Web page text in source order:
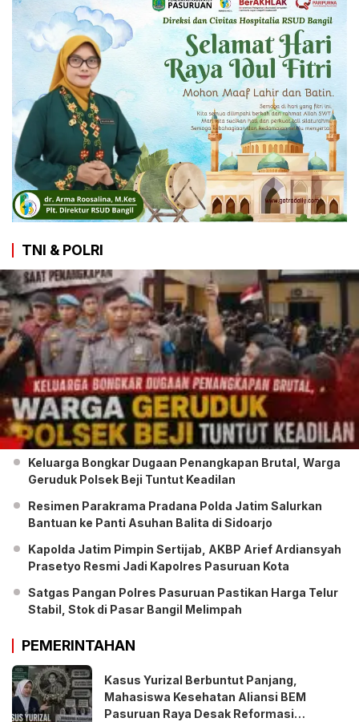
TNI & POLRI
Keluarga Bongkar Dugaan Penangkapan Brutal, Warga
Geruduk Polsek Beji Tuntut Keadilan
Resimen Parakrama Pradana Polda Jatim Salurkan
Bantuan ke Panti Asuhan Balita di Sidoarjo
Kapolda Jatim Pimpin Sertijab, AKBP Arief Ardiansyah
Prasetyo Resmi Jadi Kapolres Pasuruan Kota
Satgas Pangan Polres Pasuruan Pastikan Harga Telur
Stabil, Stok di Pasar Bangil Melimpah
PEMERINTAHAN
Kasus Yurizal Berbuntut Panjang,
Mahasiswa Kesehatan Aliansi BEM
Pasuruan Raya Desak Reformasi